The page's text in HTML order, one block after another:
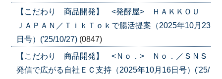
【こだわり 商品開発】 <発酵屋> ＨＡＫＫＯＵ
ＪＡＰＡＮ／ＴｉｋＴｏｋで腸活提案（2025年10月23
日号）('25/10/27) (0847)
【こだわり 商品開発】 <Ｎｏ．> Ｎｏ．／ＳＮＳ
発信で広がる自社ＥＣ支持（2025年10月16日号）('25/